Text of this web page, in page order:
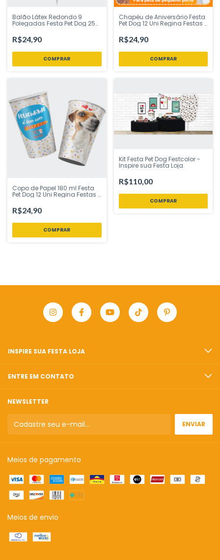
Balão Látex Redondo 9
Polegadas Festa Pet Dog 25
sua Festa Loja
R$24,90
Chapéu de Aniversário Festa
Pet Dog 12 Uni Regina Festas -
R$24,90
Copo de Papel 180 ml Festa
Pet Dog 12 Uni Regina Festas -
R$24,90
Kit Festa Pet Dog Festcolor -
Inspire sua Festa Loja
R$110,00
INSPIRE SUA FESTA LOJA
ENTRE EM CONTATO
NEWSLETTER
Meios de pagamento
Meios de envio